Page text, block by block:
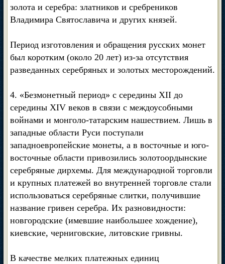
золота и серебра: златников и сребреников
Владимира Святославича и других князей.
Период изготовления и обращения русских монет
был коротким (около 20 лет) из-за отсутствия
разведанных серебряных и золотых месторождений.
4. «Безмонетный период» с середины XII до
середины XIV веков в связи с междоусобными
войнами и монголо-татарским нашествием. Лишь в
западные области Руси поступали
западноевропейские монеты, а в восточные и юго-
восточные области привозились золотоордынские
серебряные дирхемы. Для международной торговли
и крупных платежей во внутренней торговле стали
использоваться серебряные слитки, получившие
название гривен серебра. Их разновидности:
новгородские (имевшие наибольшее хождение),
киевские, черниговские, литовские гривны.
В качестве мелких платежных единиц